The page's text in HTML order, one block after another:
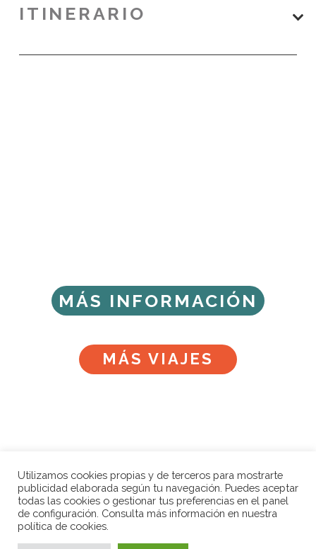
ITINERARIO
MÁS INFORMACIÓN
MÁS VIAJES
Calle Álamos 23, Málaga
+34 952 06 13 14
Utilizamos cookies propias y de terceros para mostrarte
publicidad elaborada según tu navegación. Puedes aceptar
todas las cookies o gestionar tus preferencias en el panel
de configuración. Consulta más información en nuestra
política de cookies.